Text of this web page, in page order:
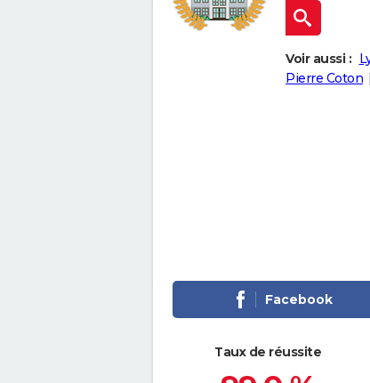
Voir aussi :
Pierre Coton
Facebook
Taux de réussite